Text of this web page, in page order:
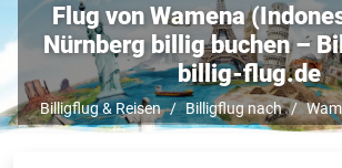
Flug von Wamena
Nürnberg billig buchen –
billig-flug.de
Billigflug & Reisen Billigflug nach